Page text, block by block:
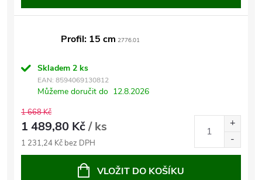
Profil: 15 cm 2776.01
Skladem 2 ks
EAN: 8594069130812
Můžeme doručit do 12.8.2026
1 668 Kč
1 489,80 Kč/ ks
1 231,24 Kč bez DPH
VLOŽIT DO KOŠÍKU